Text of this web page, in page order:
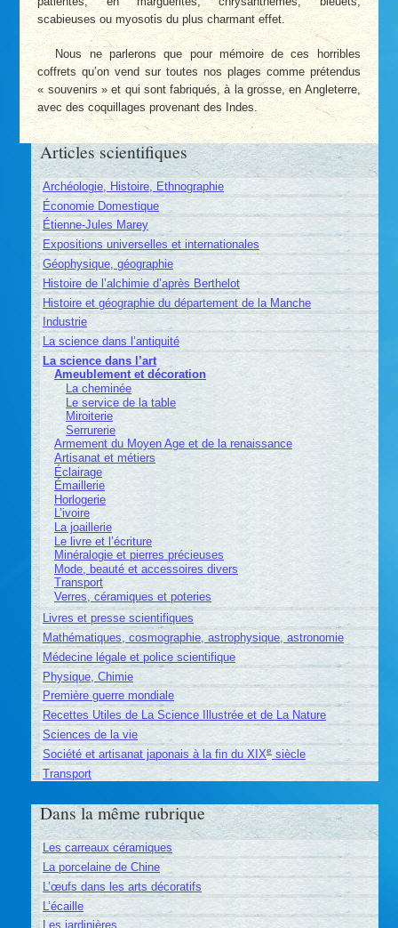
scabieuses ou myosotis du plus charmant effet.
Nous ne parlerons que pour mémoire de ces horribles
coffrets qu’on vend sur toutes nos plages comme prétendus
« souvenirs » et qui sont fabriqués, à la grosse, en Angleterre,
avec des coquillages provenant des Indes.
Articles scientifiques
Archéologie, Histoire, Ethnographie
Économie Domestique
Étienne-Jules Marey
Expositions universelles et internationales
Géophysique, géographie
Histoire de l’alchimie d’après Berthelot
Histoire et géographie du département de la Manche
Industrie
La science dans l’antiquité
La science dans l’art
Ameublement et décoration
La cheminée
Le service de la table
Miroiterie
Serrurerie
Armement du Moyen Age et de la renaissance
Artisanat et métiers
Éclairage
Émaillerie
Horlogerie
L’ivoire
La joaillerie
Le livre et l’écriture
Minéralogie et pierres précieuses
Mode, beauté et accessoires divers
Transport
Verres, céramiques et poteries
Livres et presse scientifiques
Mathématiques, cosmographie, astrophysique, astronomie
Médecine légale et police scientifique
Physique, Chimie
Première guerre mondiale
Recettes Utiles de La Science Illustrée et de La Nature
Sciences de la vie
Société et artisanat japonais à la fin du XIXesiècle
Transport
Dans la même rubrique
Les carreaux céramiques
La porcelaine de Chine
L’œufs dans les arts décoratifs
L’écaille
Les jardinières